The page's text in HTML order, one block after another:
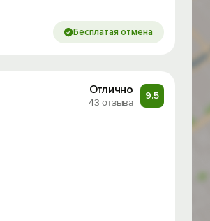
Бесплатая отмена
Отлично
43 отзыва
9.5